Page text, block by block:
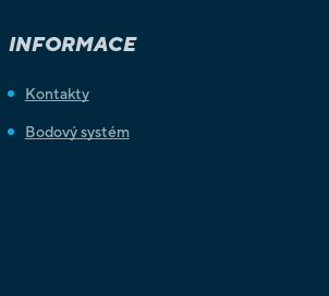
INFORMACE
Kontakty
Bodový systém